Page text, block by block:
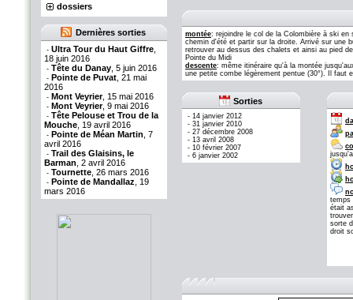
dossiers
Dernières sorties
- Ultra Tour du Haut Giffre
18 juin 2016
- Tête du Danay , 5 juin 2016
- Pointe de Puvat , 21 mai
2016
- Mont Veyrier, 15 mai 2016
- Mont Veyrier, 9 mai 2016
- Tête Pelouse et Trou de la
Mouche , 19 avril 2016
- Pointe de Méan Martin , 7
avril 2016
- Trail des Glaisins, le
Barman , 2 avril 2016
- Tournette , 26 mars 2016
- Pointe de Mandallaz , 19
mars 2016
montée: rejoindre le col de la Colombière à ski
chemin d'été et partir sur la droite. Arrivé sur une
retrouver au dessus des chalets et ainsi au pied
Pointe du Midi
descente: même itinéraire qu'à la montée
une petite combe légèrement pentue (30°). Il faut
Sorties
- 14 janvier 2012
- 31 janvier 2010
- 27 décembre 2008
- 13 avril 2008
- 10 février 2007
- 6 janvier 2002
temps
était
sorte
droit